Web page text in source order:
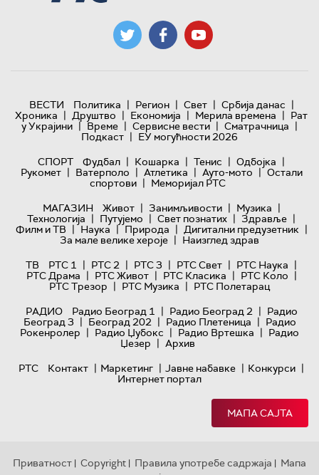
ВЕСТИ Политика | Регион | Свет | Србија данас |
Хроника | Друштво | Економија | Мерила времена | Рат
у Украјини | Време | Сервисне вести | Сматрачница |
Подкаст | ЕУ могућности 2026
СПОРТ
Фудбал | Кошарка | Тенис | Одбојка |
Рукомет | Ватерполо | Атлетика | Ауто-мото | Остали
спортови | Меморијал РТС
МАГАЗИН
Живот | Занимљивости | Музика |
Технологијa | Путујемо | Свет познатих | Здравље |
Филм и ТВ | Наука | Природа | Дигитални предузетник |
За мале велике хероје | Наизглед здрав
ТВ
РТС 1 | РТС 2 | РТС 3 | РТС Свет | РТС Наука |
РТС Драма | РТС Живот | РТС Класика | РТС Коло |
РТС Трезор | РТС Музика | РТС Полетарац
РАДИО
Радио Београд 1 | Радио Београд 2 | Радио
Београд 3 | Београд 202 | Радио Плетеница | Радио
Рокенролер | Радио Џубокс | Радио Вртешка | Радио
Џезер | Архив
РТС
Контакт | Маркетинг | Јавне набавке | Конкурси |
Интернет портал
МАПА САЈТА
Приватност | Copyright | Правила употребе садржаја | Мапа